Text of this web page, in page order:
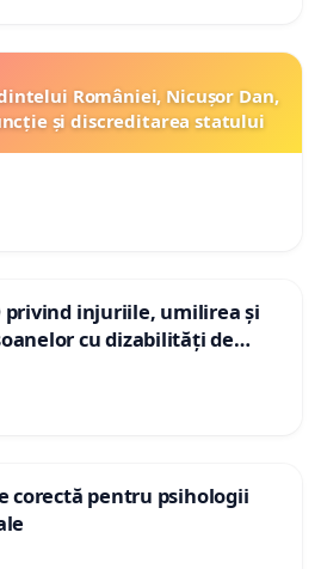
României, Nicușor Dan,
și discreditarea statului
privind injuriile, umilirea și
cu dizabilități de
„Gorici”
corectă pentru psihologii